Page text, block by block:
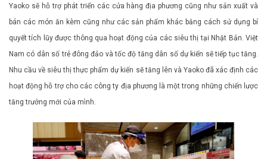
Yaoko sẽ hỗ trợ phát triển các cửa hàng địa phương cũng như sản xuất và
bán các món ăn kèm cũng như các sản phẩm khác bằng cách sử dụng bí
quyết tích lũy được thông qua hoạt động của các siêu thị tại Nhật Bản. Việt
Nam có dân số trẻ đông đảo và tốc độ tăng dân số dự kiến ​​sẽ tiếp tục tăng.
Nhu cầu về siêu thị thực phẩm dự kiến ​​sẽ tăng lên và Yaoko đã xác định các
hoạt động hỗ trợ cho các công ty địa phương là một trong những chiến lược
tăng trưởng mới của mình.